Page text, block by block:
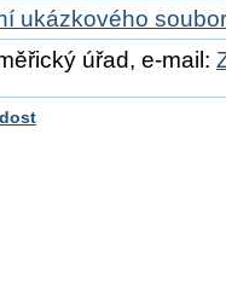
ukázkového
úřad, e-mail: